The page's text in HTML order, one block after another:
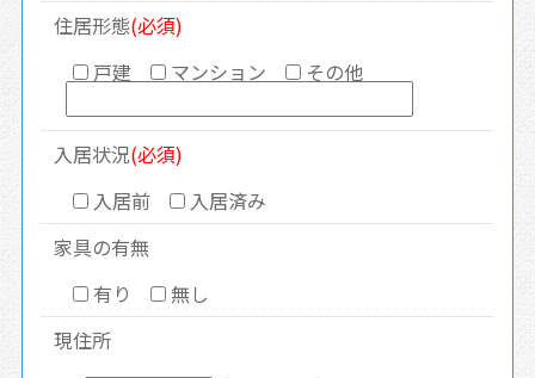
住居形態(必須)
戸建
マンション その他
入居状況(必須)
入居前
入居済み
家具の有無
有り
無し
現住所